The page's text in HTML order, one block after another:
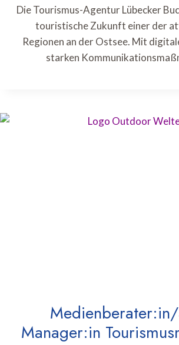
Die Tourismus-Agentur Lübecker
touristische Zukunft einer der
Regionen an der Ostsee. Mit
starken
Manager:in